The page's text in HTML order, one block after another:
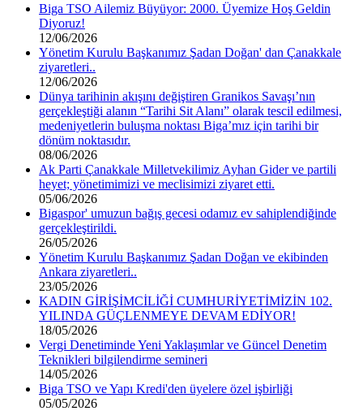
Biga TSO Ailemiz Büyüyor: 2000. Üyemize Hoş Geldin
Diyoruz!
12/06/2026
Yönetim Kurulu Başkanımız Şadan Doğan' dan Çanakkale
ziyaretleri..
12/06/2026
Dünya tarihinin akışını değiştiren Granikos Savaşı’nın
gerçekleştiği alanın “Tarihi Sit Alanı” olarak tescil edilmesi,
medeniyetlerin buluşma noktası Biga’mız için tarihi bir
dönüm noktasıdır.
08/06/2026
Ak Parti Çanakkale Milletvekilimiz Ayhan Gider ve partili
heyet; yönetimimizi ve meclisimizi ziyaret etti.
05/06/2026
Bigaspor' umuzun bağış gecesi odamız ev sahiplendiğinde
gerçekleştirildi.
26/05/2026
Yönetim Kurulu Başkanımız Şadan Doğan ve ekibinden
Ankara ziyaretleri..
23/05/2026
KADIN GİRİŞİMCİLİĞİ CUMHURİYETİMİZİN 102.
YILINDA GÜÇLENMEYE DEVAM EDİYOR!
18/05/2026
Vergi Denetiminde Yeni Yaklaşımlar ve Güncel Denetim
Teknikleri bilgilendirme semineri
14/05/2026
Biga TSO ve Yapı Kredi'den üyelere özel işbirliği
05/05/2026